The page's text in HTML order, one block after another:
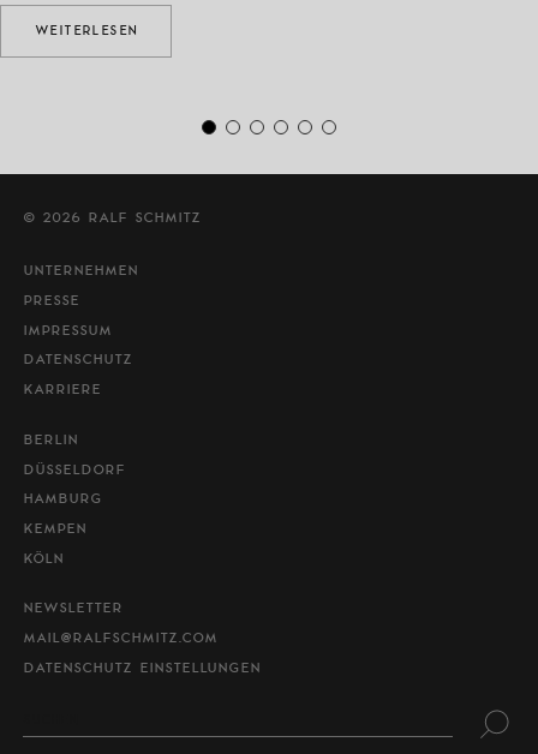
WEITERLESEN
© 2026 RALF SCHMITZ
UNTERNEHMEN
PRESSE
IMPRESSUM
DATENSCHUTZ
KARRIERE
BERLIN
DÜSSELDORF
HAMBURG
KEMPEN
KÖLN
NEWSLETTER
MAIL@RALFSCHMITZ.COM
DATENSCHUTZ EINSTELLUNGEN